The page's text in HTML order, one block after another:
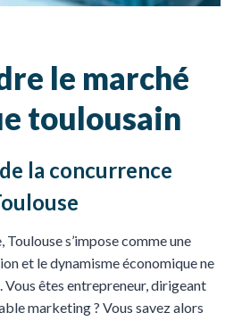
le marché
toulousain
la concurrence
s’impose comme une
et le dynamisme économique ne
Vous êtes entrepreneur, dirigeant
marketing ? Vous savez alors